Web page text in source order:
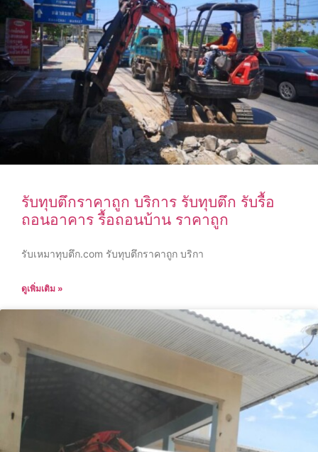
รับทุบตึกราคาถูก บริการ รับทุบตึก รับรื้อ
ถอนอาคาร รื้อถอนบ้าน ราคาถูก
รับเหมาทุบตึก.com รับทุบตึกราคาถูก บริกา
ดูเพิ่มเติม »